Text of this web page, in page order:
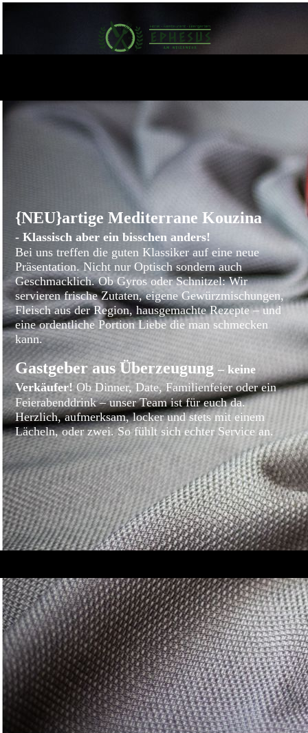
{NEU}artige Mediterrane Kouzina
-Klassisch aber ein bisschen anders!
Bei uns treffen die guten Klassiker auf eine neue
Präsentation. Nicht nur Optisch sondern auch
Geschmacklich. Ob Gyros oder Schnitzel: Wir
servieren frische Zutaten, eigene Gewürzmischungen,
Fleisch aus der Region, hausgemachte Rezepte – und
eine ordentliche Portion Liebe die man schmecken
kann.
Gastgeber aus Überzeugung – keine
Verkäufer! Ob Dinner, Date, Familienfeier oder ein
Feierabenddrink – unser Team ist für euch da.
Herzlich, aufmerksam, locker und stets mit einem
Lächeln, oder zwei.So fühlt sich echter Service an.